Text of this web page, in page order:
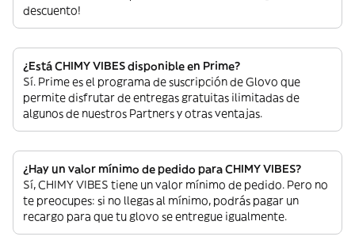
descuento!
¿Está CHIMY VIBES disponible en Prime?
Sí. Prime es el programa de suscripción de Glovo que
permite disfrutar de entregas gratuitas ilimitadas de
algunos de nuestros Partners y otras ventajas.
¿Hay un valor mínimo de pedido para CHIMY VIBES?
Sí, CHIMY VIBES tiene un valor mínimo de pedido. Pero no
te preocupes: si no llegas al mínimo, podrás pagar un
recargo para que tu glovo se entregue igualmente.